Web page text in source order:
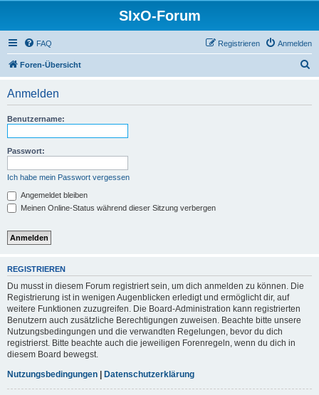
SIxO-Forum
FAQ Anmelden
Registrieren
Foren-Übersicht
Anmelden
Benutzername:
Passwort:
Ich habe mein Passwort vergessen
Angemeldet bleiben
Meinen Online-Status während dieser Sitzung verbergen
REGISTRIEREN
Du musst in diesem Forum registriert sein, um dich anmelden zu können. Die
Registrierung ist in wenigen Augenblicken erledigt und ermöglicht dir, auf
weitere Funktionen zuzugreifen. Die Board-Administration kann registrierten
Benutzern auch zusätzliche Berechtigungen zuweisen. Beachte bitte unsere
Nutzungsbedingungen und die verwandten Regelungen, bevor du dich
registrierst. Bitte beachte auch die jeweiligen Forenregeln, wenn du dich in
diesem Board bewegst.
Nutzungsbedingungen | Datenschutzerklärung